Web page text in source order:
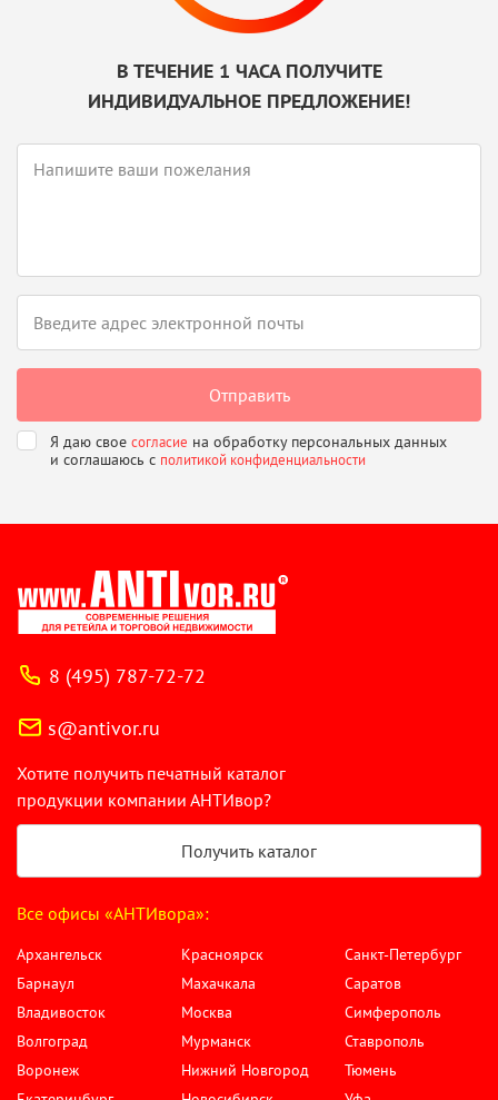
В ТЕЧЕНИЕ 1 ЧАСА ПОЛУЧИТЕ
ИНДИВИДУАЛЬНОЕ ПРЕДЛОЖЕНИЕ!
Я даю свое согласие на обработку персональных данных
и соглашаюсь с политикой конфиденциальности
8 (495) 787-72-72
s@antivor.ru
Хотите получить печатный каталог
продукции компании АНТИвор?
Получить каталог
Все офисы «АНТИвора»:
Архангельск
Барнаул
Владивосток
Волгоград
Воронеж
Красноярск
Махачкала
Москва
Мурманск
Нижний Новгород
Санкт-Петербург
Саратов
Симферополь
Ставрополь
Тюмень